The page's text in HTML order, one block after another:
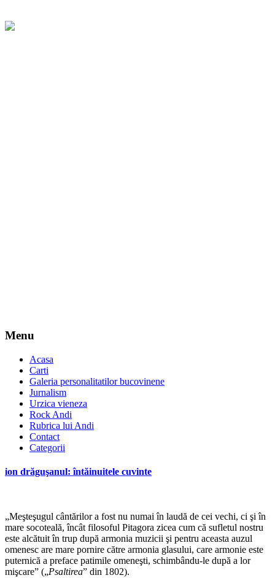
Menu
Acasa
Carti
Galeria personalitatilor bucovinene
Jurnalism
Urzica vieneza
Rock Andi
Rubrica lui Andi
Contact
Categorii
ion drăguşanul: întăinuitele cuvinte
„Meşteşugul cântărilor a fost nu numai în laudă de cei vechi, ci şi în
mare socoteală, încât filosoful Pitagora zicea cum că sufletul nostru
este alcătuit în trup după armonia muzicii şi pentru aceasta auzul
omenesc are mare pornire către armonia glasului, care armonie este
puternică a preface patimile omeneşti, schimbându-le după a lor
mişcare” („Psaltirea” din 1802).